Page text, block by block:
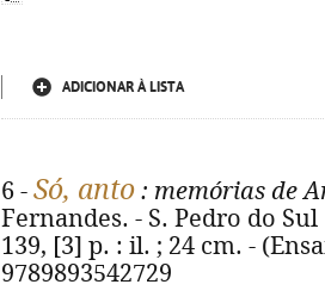
ADICIONAR À LISTA
6 - Só, anto : memórias de
Fernandes. - S. Pedro do
139, [3] p. : il. ; 24 cm. -
9789893542729